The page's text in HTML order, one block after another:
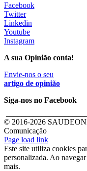
Facebook
Twitter
Linkedin
Youtube
Instagram
A sua Opinião conta!
Envie-nos o seu
artigo de opinião
Siga-nos no Facebook
© 2016-2026
Comunicação
Page load link
Este site utiliza cookies
personalizada. Ao
mais.